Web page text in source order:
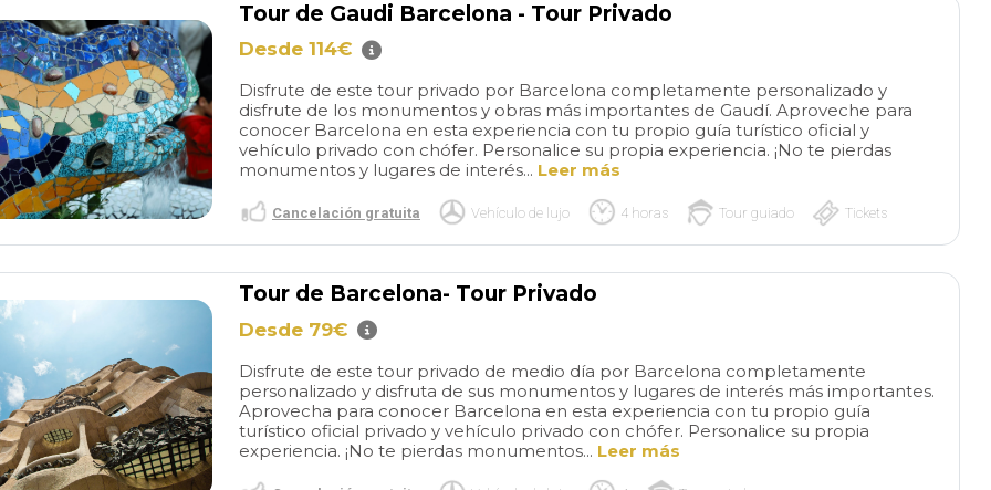
tour. Picked
of my hotel -
driver
early, so as
out we were
me a great
and were
around
were closed
this company a few times
now over several years for
Barcelona transfers from the
private vehicle for
sightseeing. Everything is
always great! Thank you so
much for your help again
with our transfers from the
read more
PURPLEGIRL22
27/05/2026
private tour and our guide
small group that wants a
private experience that in
dudes transportation
between key places! Make
ADRIAN S
26/05/2026
Our tour was
and minds and
history while we
his structures.
Tour de Gaudi Barcelona - Tour Privado
Desde 114€
Disfrute de este tour privado por Barcelona completamente personalizado y
disfrute de los monumentos y obras más importantes de Gaudí. Aproveche para
conocer Barcelona en esta experiencia con tu propio guía turístico oficial y
vehículo privado con chófer. Personalice su propia experiencia. ¡No te pierdas
monumentos y lugares de interés... Leer más
Cancelación gratuita Vehículo de lujo 4 horas Tour guiado Tickets
Tour de Barcelona- Tour Privado
Desde 79€
Disfrute de este tour privado de medio día por Barcelona completamente
personalizado y disfruta de sus monumentos y lugares de interés más importantes.
Aprovecha para conocer Barcelona en esta experiencia con tu propio guía
turístico oficial privado y vehículo privado con chófer. Personalice su propia
experiencia. ¡No te pierdas monumentos... Leer más